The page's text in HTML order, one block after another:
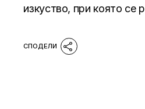
изкуство, при която се р